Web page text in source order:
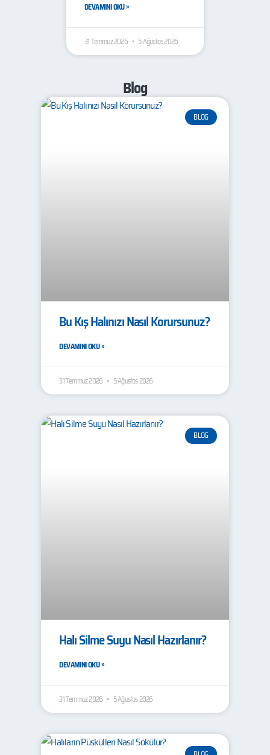
DEVAMINI OKU »
31 Temmuz 2026 5 Ağustos 2026
Blog
BLOG
Bu Kış Halınızı Nasıl Korursunuz?
DEVAMINI OKU »
31 Temmuz 2026 5 Ağustos 2026
BLOG
Halı Silme Suyu Nasıl Hazırlanır?
DEVAMINI OKU »
31 Temmuz 2026 5 Ağustos 2026